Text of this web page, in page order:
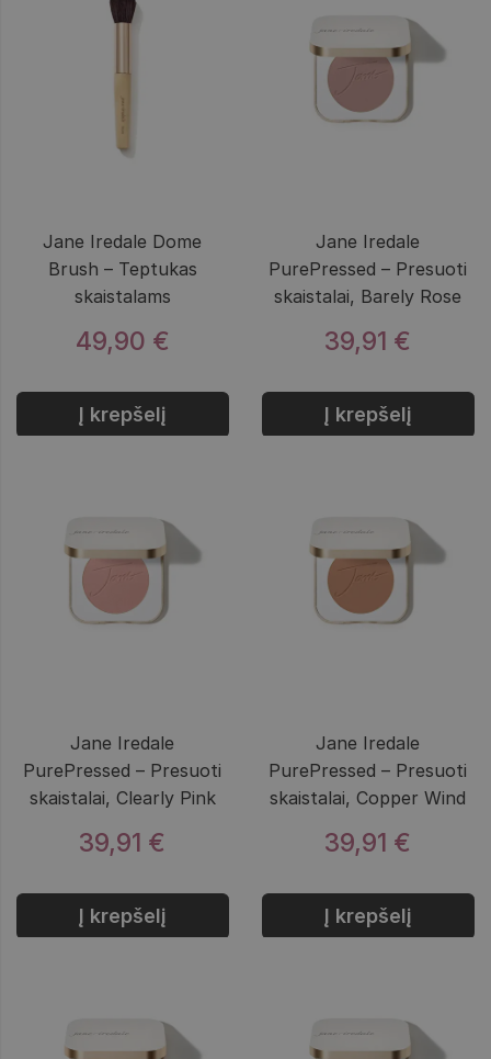
Jane Iredale Dome
Brush – Teptukas
skaistalams
49,90 €
Į krepšelį
Jane Iredale
PurePressed – Presuoti
skaistalai, Barely Rose
39,91 €
Į krepšelį
Jane Iredale
PurePressed – Presuoti
skaistalai, Clearly Pink
39,91 €
Į krepšelį
Jane Iredale
PurePressed – Presuoti
skaistalai, Copper Wind
39,91 €
Į krepšelį